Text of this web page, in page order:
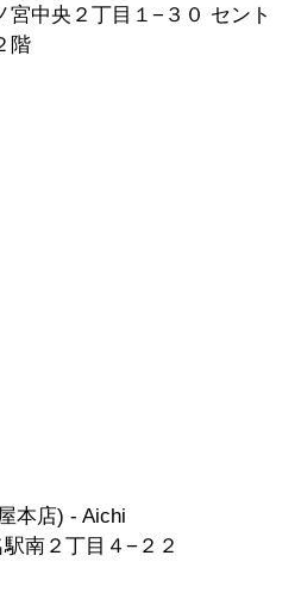
宮中央２丁目１−３０ セント
階
本店) - Aichi
南２丁目４−２２